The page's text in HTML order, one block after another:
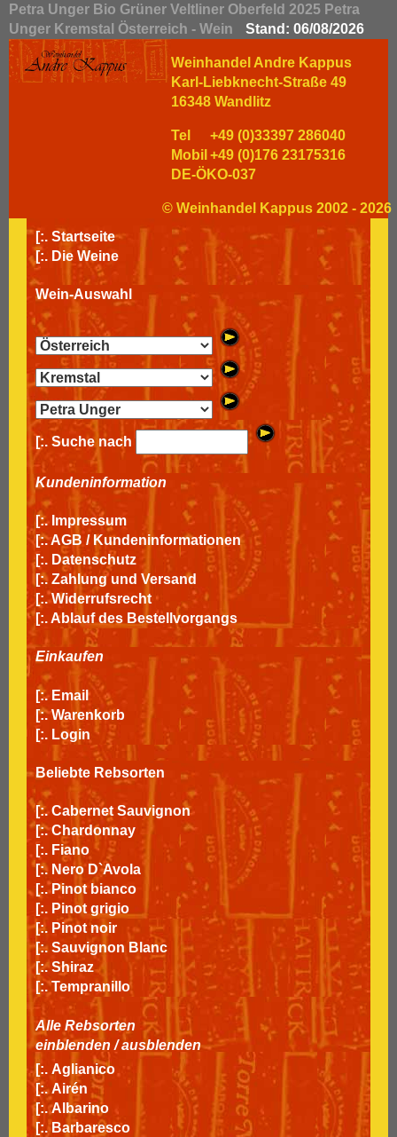
Petra Unger Bio Grüner Veltliner Oberfeld 2025 Petra
Unger Kremstal Österreich - Wein
Stand: 06/08/2026
Weinhandel Andre Kappus
Karl-Liebknecht-Straße 49
16348 Wandlitz
Tel
+49 (0)33397 286040
Mobil +49 (0)176 23175316
DE-ÖKO-037
© Weinhandel Kappus 2002 - 2026
[:. Startseite
[:. Die Weine
Wein-Auswahl
[:. Suche nach
Kundeninformation
[:. Impressum
[:.AGB / Kundeninformationen
[:. Datenschutz
[:. Zahlung und Versand
[:. Widerrufsrecht
[:.Ablauf des Bestellvorgangs
Einkaufen
[:. Email
[:. Warenkorb
[:. Login
Beliebte Rebsorten
[:. Cabernet Sauvignon
[:. Chardonnay
[:. Fiano
[:. Nero D`Avola
[:. Pinot bianco
[:. Pinot grigio
[:. Pinot noir
[:. Sauvignon Blanc
[:. Shiraz
[:. Tempranillo
Alle Rebsorten
einblenden /ausblenden
[:. Aglianico
[:. Airén
[:. Albarino
[:. Barbaresco